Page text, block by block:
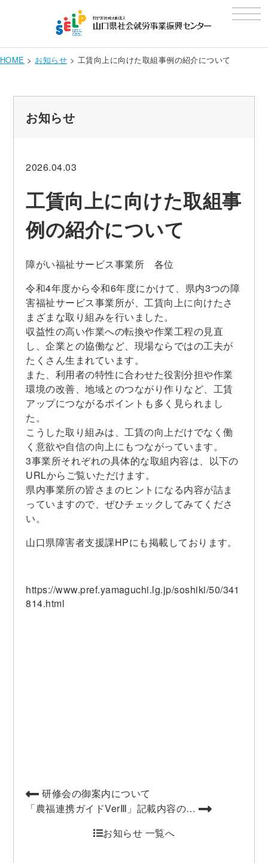
t
o
l
HOME > お知らせ > 工賃向上に向けた取組事例の紹介について
お知らせ
2026.04.03
工賃向上に向けた取組事
例の紹介について
障がい福祉サービス事業所 各位
令和4年度から令和6年度にかけて、県内3つの障
害福祉サービス事業所が、工賃向上に向けたさ
まざまな取り組みを行いました。
収益性の高い作業への転換や作業工程の見直
し、企業との協働など、現場ならではの工夫が
たくさん生まれています。
また、利用者の特性に合わせた役割分担や作業
環境の改善、地域とのつながり作りなど、工賃
アップにつながるポイントも多く見られまし
た。
こうした取り組みは、工賃の向上だけでなく働
く意欲や自信の向上にもつながっています。
3事業所それぞれの具体的な取組内容は、以下の
URLからご覧いただけます。
県内事業所の皆さまのヒントになる内容が詰ま
っていますので、ぜひチェックしてみてくださ
い。
山口県障害者支援課HPにも掲載しております。
https://www.pref.yamaguchi.lg.jp/soshiki/50/341
814.html
研修会の御案内について
「農福連携ガイドVerⅢ」記載内容の…
お知らせ 一覧へ